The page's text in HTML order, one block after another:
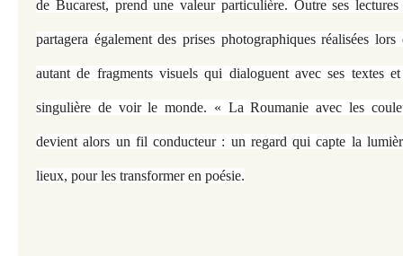
de Bucarest, prend une valeur particulière. Outre ses
partagera également des prises photographiques réalisées lors
autant de fragments visuels qui dialoguent avec ses textes
singulière de voir le monde. « La Roumanie avec les
devient alors un fil conducteur : un regard qui capte la
lieux, pour les transformer en poésie.